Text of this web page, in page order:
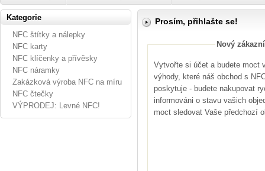
Kategorie
NFC štítky a nálepky
NFC karty
NFC klíčenky a přívěsky
NFC náramky
Zakázková výroba NFC na míru
NFC čtečky
VÝPRODEJ: Levné NFC!
Prosím, přihlašte se!
Nový
Vytvořte si účet a budete moct
výhody, které náš obchod s
poskytuje - budete nakupovat
informováni o stavu vašich
moct sledovat Vaše předchozí